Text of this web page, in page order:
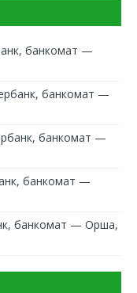
банкомат —
банкомат —
банкомат —
банкомат —
банкомат — Орша,